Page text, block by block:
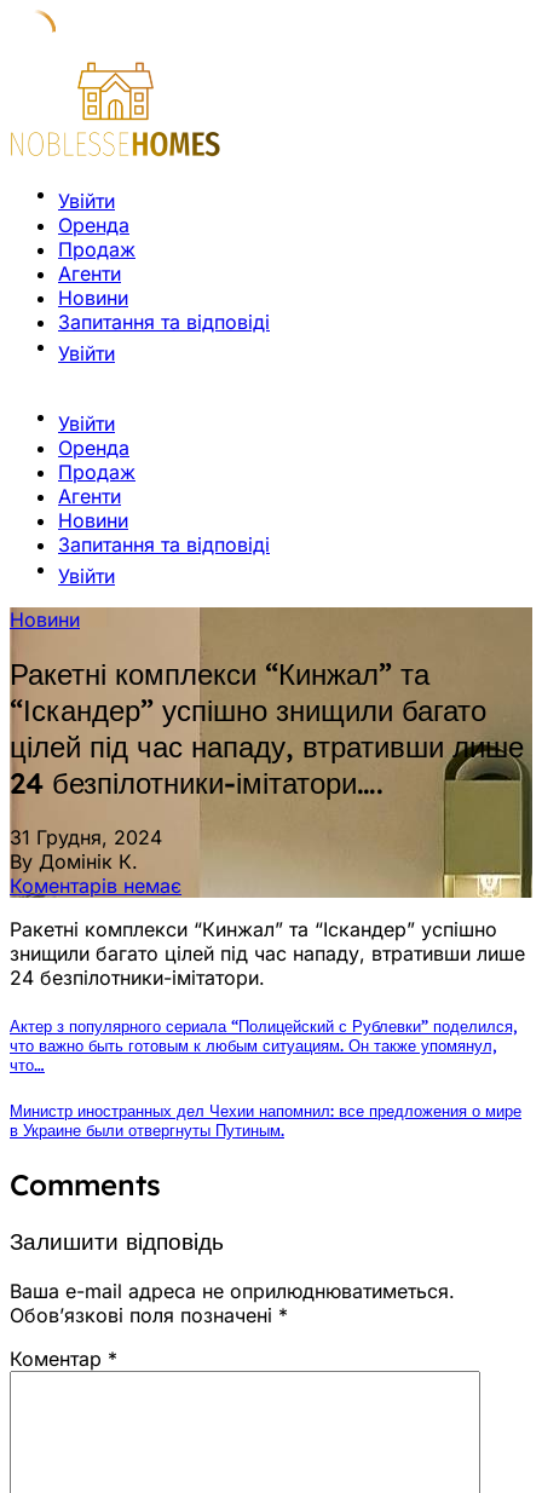
Увійти
Оренда
Продаж
Агенти
Новини
Запитання та відповіді
Увійти
Увійти
Оренда
Продаж
Агенти
Новини
Запитання та відповіді
Увійти
Новини
Ракетні комплекси “Кинжал” та
“Іскандер” успішно знищили багато
цілей під час нападу, втративши лише
24 безпілотники-імітатори….
31 Грудня, 2024
By Домінік К.
Коментарів немає
Ракетні комплекси “Кинжал” та “Іскандер” успішно
знищили багато цілей під час нападу, втративши лише
24 безпілотники-імітатори.
Актер з популярного сериала “Полицейский с Рублевки” поделился,
что важно быть готовым к любым ситуациям. Он также упомянул,
что…
Министр иностранных дел Чехии напомнил: все предложения о мире
в Украине были отвергнуты Путиным.
Comments
Залишити відповідь
Ваша e-mail адреса не оприлюднюватиметься.
Обов’язкові поля позначені *
Коментар *